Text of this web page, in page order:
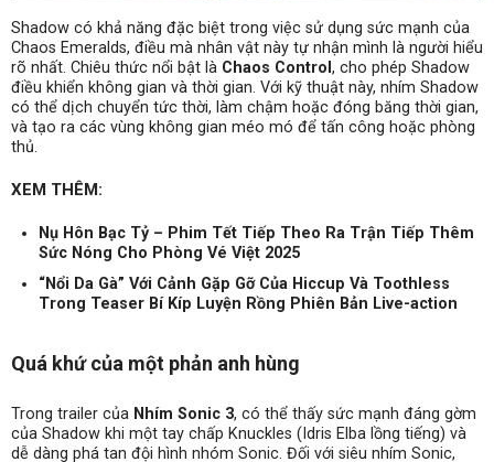
Shadow có khả năng đặc biệt trong việc sử dụng sức mạnh của
Chaos Emeralds, điều mà nhân vật này tự nhận mình là người hiểu
rõ nhất. Chiêu thức nổi bật là Chaos Control , cho phép Shadow
điều khiển không gian và thời gian. Với kỹ thuật này, nhím Shadow
có thể dịch chuyển tức thời, làm chậm hoặc đóng băng thời gian,
và tạo ra các vùng không gian méo mó để tấn công hoặc phòng
thủ.
XEM THÊM:
Nụ Hôn Bạc Tỷ – Phim Tết Tiếp Theo Ra Trận Tiếp Thêm
Sức Nóng Cho Phòng Vé Việt 2025
“Nổi Da Gà” Với Cảnh Gặp Gỡ Của Hiccup Và Toothless
Trong Teaser Bí Kíp Luyện Rồng Phiên Bản Live-action
Quá khứ của một phản anh hùng
Trong trailer của Nhím Sonic 3, có thể thấy sức mạnh đáng gờm
của Shadow khi một tay chấp Knuckles (Idris Elba lồng tiếng) và
dễ dàng phá tan đội hình nhóm Sonic. Đối với siêu nhím Sonic,